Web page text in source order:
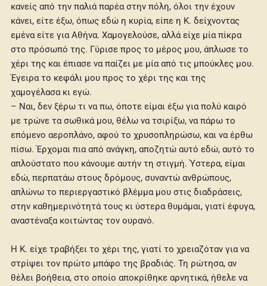
κανείς από την παλιά παρέα στην πόλη, όλοι την έχουν
κάνει, είτε έξω, όπως εδώ η κυρία, είπε η Κ. δείχνοντας
εμένα είτε για Αθήνα. Χαμογελούσε, αλλά είχε μία πίκρα
στο πρόσωπό της. Γύρισε προς το μέρος μου, άπλωσε το
χέρι της και έπιασε να παίζει με μία από τις μπούκλες μου.
Έγειρα το κεφάλι μου προς το χέρι της και της
χαμογέλασα κι εγώ.
– Ναι, δεν ξέρω τι να πω, όποτε είμαι έξω για πολύ καιρό
με τρώνε τα σωθικά μου, θέλω να τσιρίξω, να πάρω το
επόμενο αεροπλάνο, αφού το χρυσοπληρώσω, και να έρθω
πίσω. Έρχομαι πια από ανάγκη, αποζητώ αυτό εδώ, αυτό το
απλούστατο που κάνουμε αυτήν τη στιγμή. Ύστερα, είμαι
εδώ, περπατάω στους δρόμους, συναντώ ανθρώπους,
απλώνω το περιεργαστικό βλέμμα μου στις διαδράσεις,
στην καθημερινότητά τους κι ύστερα θυμάμαι, γιατί έφυγα,
αναστέναξα κοιτώντας τον ουρανό.
Η Κ. είχε τραβήξει το χέρι της, γιατί το χρειαζόταν για να
στρίψει τον πρώτο μπάφο της βραδιάς. Τη ρώτησα, αν
θέλει βοήθεια, στο οποίο αποκρίθηκε αρνητικά, ήθελε να